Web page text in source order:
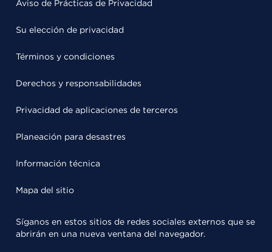
Aviso de Prácticas de Privacidad
Su elección de privacidad
Términos y condiciones
Derechos y responsabilidades
Privacidad de aplicaciones de terceros
Planeación para desastres
Información técnica
Mapa del sitio
Síganos en estos sitios de redes sociales externos que se
abrirán en una nueva ventana del navegador.